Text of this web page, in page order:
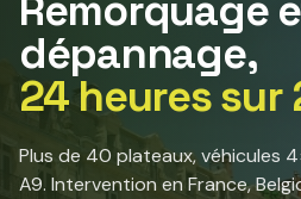
dépannage,
24 heures sur
Plus de 40 plateaux, véhicules
A9. Intervention en France,